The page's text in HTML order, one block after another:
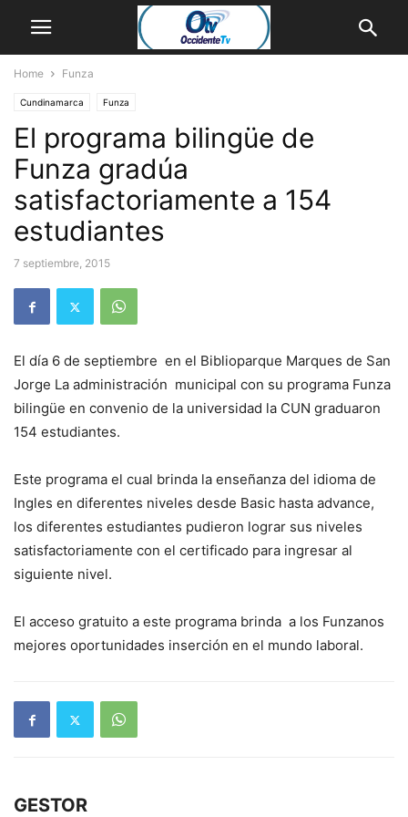
Home Funza
Cundinamarca Funza
El programa bilingüe de
Funza gradúa
satisfactoriamente a 154
estudiantes
7 septiembre, 2015
El día 6 de septiembre en el Biblioparque Marques de San
Jorge La administración municipal con su programa Funza
bilingüe en convenio de la universidad la CUN graduaron
154 estudiantes.
Este programa el cual brinda la enseñanza del idioma de
Ingles en diferentes niveles desde Basic hasta advance,
los diferentes estudiantes pudieron lograr sus niveles
satisfactoriamente con el certificado para ingresar al
siguiente nivel.
El acceso gratuito a este programa brinda a los Funzanos
mejores oportunidades inserción en el mundo laboral.
GESTOR